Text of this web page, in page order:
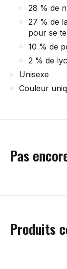
28 % de
27 % de
pour se
10 % de
2 % de
Unisexe
Couleur
Pas
Produits